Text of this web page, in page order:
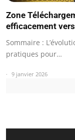
Zone
efficacement
Sommaire :
pratiques pour…
9 janvier 2026